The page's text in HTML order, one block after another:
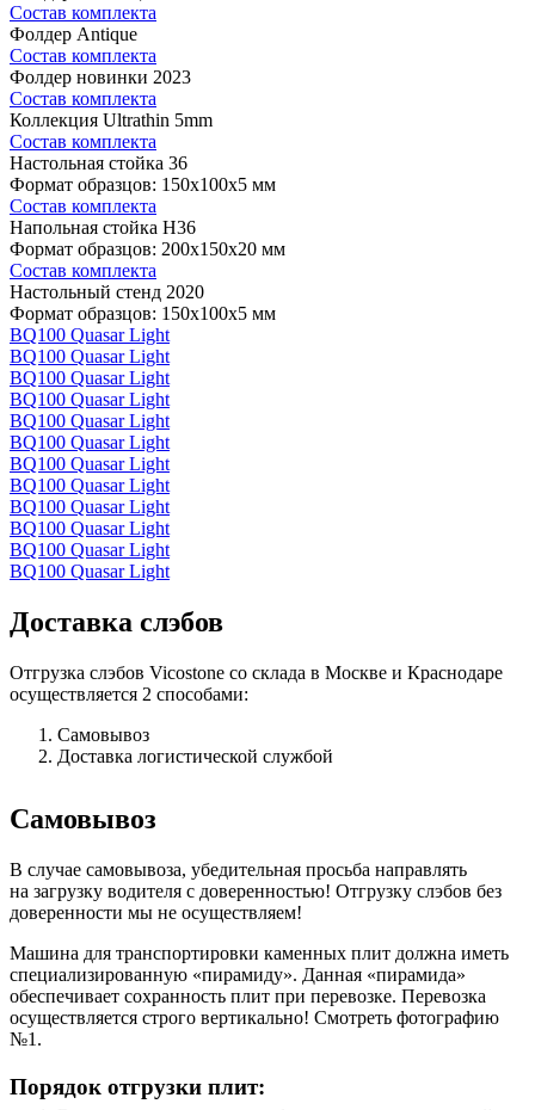
Состав комплекта
Фолдер Antique
Состав комплекта
Фолдер новинки 2023
Состав комплекта
Коллекция Ultrathin 5mm
Состав комплекта
Настольная стойка 36
Формат образцов: 150x100x5 мм
Состав комплекта
Напольная стойка H36
Формат образцов: 200x150x20 мм
Состав комплекта
Настольный стенд 2020
Формат образцов: 150x100x5 мм
BQ100 Quasar Light
BQ100 Quasar Light
BQ100 Quasar Light
BQ100 Quasar Light
BQ100 Quasar Light
BQ100 Quasar Light
BQ100 Quasar Light
BQ100 Quasar Light
BQ100 Quasar Light
BQ100 Quasar Light
BQ100 Quasar Light
BQ100 Quasar Light
Доставка слэбов
Отгрузка слэбов Vicostone со склада в Москве и Краснодаре
осуществляется 2 способами:
Самовывоз
Доставка логистической службой
Самовывоз
В случае самовывоза, убедительная просьба направлять
на загрузку водителя с доверенностью! Отгрузку слэбов без
доверенности мы не осуществляем!
Машина для транспортировки каменных плит должна иметь
специализированную «пирамиду». Данная «пирамида»
обеспечивает сохранность плит при перевозке. Перевозка
осуществляется строго вертикально! Смотреть фотографию
№1.
Порядок отгрузки плит: